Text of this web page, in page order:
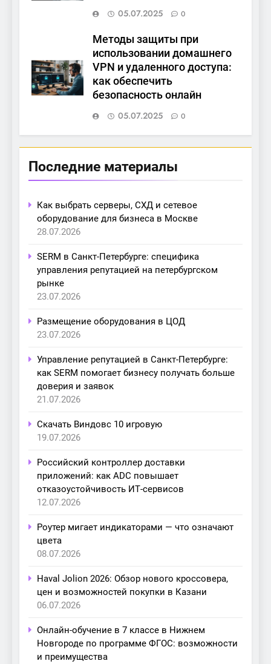
05.07.2025
0
Методы защиты при
использовании домашнего
VPN и удаленного доступа:
как обеспечить
безопасность онлайн
05.07.2025
0
Последние материалы
Как выбрать серверы, СХД и сетевое
оборудование для бизнеса в Москве
28.07.2026
SERM в Санкт-Петербурге: специфика
управления репутацией на петербургском
рынке
23.07.2026
Размещение оборудования в ЦОД
23.07.2026
Управление репутацией в Санкт-Петербурге:
как SERM помогает бизнесу получать больше
доверия и заявок
21.07.2026
Скачать Виндовс 10 игровую
19.07.2026
Российский контроллер доставки
приложений: как ADC повышает
отказоустойчивость ИТ-сервисов
12.07.2026
Роутер мигает индикаторами — что означают
цвета
08.07.2026
Haval Jolion 2026: Обзор нового кроссовера,
цен и возможностей покупки в Казани
06.07.2026
Онлайн-обучение в 7 классе в Нижнем
Новгороде по программе ФГОС: возможности
и преимущества